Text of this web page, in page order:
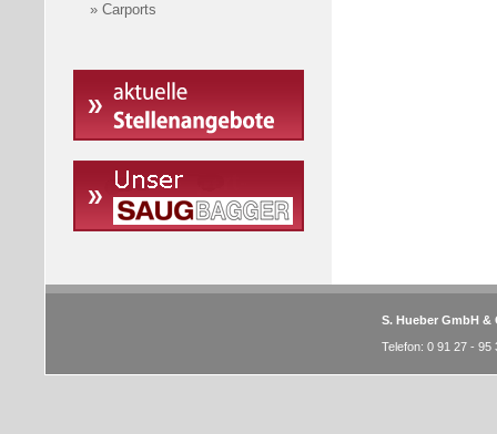
» Carports
S. Hueber GmbH &
Telefon: 0 91 27 - 95